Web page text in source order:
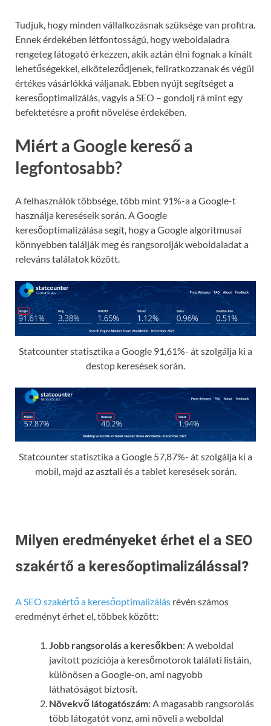
Tudjuk, hogy minden vállalkozásnak szüksége van profitra.
Ennek érdekében létfontosságú, hogy weboldaladra
rengeteg látogató érkezzen, akik aztán élni fognak a kínált
lehetőségekkel, elköteleződjenek, feliratkozzanak és végül
értékes vásárlókká váljanak. Ebben nyújt segítséget a
keresőoptimalizálás, vagyis a SEO – gondolj rá mint egy
befektetésre a profit növelése érdekében.
Miért a Google kereső a
legfontosabb?
A felhasználók többsége, több mint 91%-a a Google-t
használja kereséseik során. A Google
keresőoptimalizálása segít, hogy a Google algoritmusai
könnyebben találják meg és rangsorolják weboldaladat a
releváns találatok között.
Statcounter statisztika a Google 91,61%- át szolgálja ki a
destop keresések során.
Statcounter statisztika a Google 57,87%- át szolgálja ki a
mobil, majd az asztali és a tablet keresések során.
Milyen eredményeket érhet el a SEO
szakértő a keresőoptimalizálással?
A SEO szakértő a keresőoptimalizálás révén számos
eredményt érhet el, többek között:
Jobb rangsorolás a keresőkben: A weboldal
javított pozíciója a keresőmotorok találati listáin,
különösen a Google-on, ami nagyobb
láthatóságot biztosít.
Növekvő látogatószám: A magasabb rangsorolás
több látogatót vonz, ami növeli a weboldal